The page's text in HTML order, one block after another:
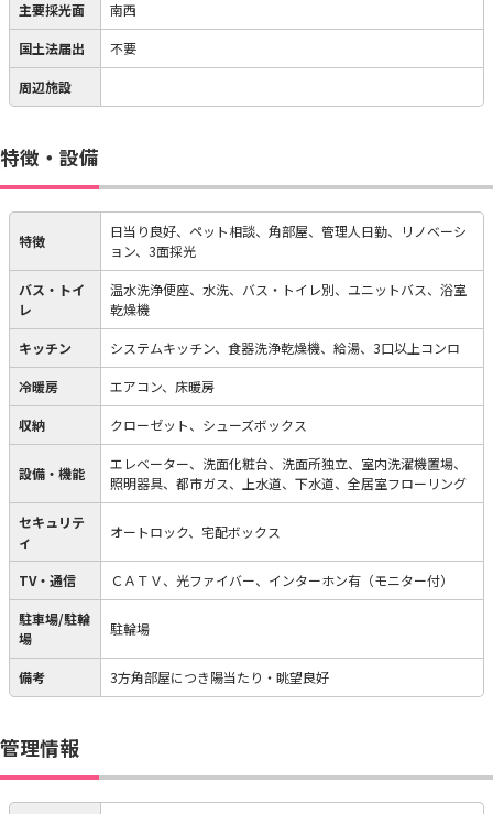
主要採光面 南西
国土法届出 不要
周辺施設
特徴・設備
特徴
日当り良好、ペット相談、角部屋、管理人日勤、リノベーシ
ョン、3面採光
バス・トイ
レ
温水洗浄便座、水洗、バス・トイレ別、ユニットバス、浴室
乾燥機
キッチン システムキッチン、食器洗浄乾燥機、給湯、3口以上コンロ
冷暖房 エアコン、床暖房
収納 クローゼット、シューズボックス
設備・機能
エレベーター、洗面化粧台、洗面所独立、室内洗濯機置場、
照明器具、都市ガス、上水道、下水道、全居室フローリング
セキュリテ
ィ
オートロック、宅配ボックス
TV・通信 ＣＡＴＶ、光ファイバー、インターホン有（モニター付）
駐車場/駐輪
場
駐輪場
備考 3方角部屋につき陽当たり・眺望良好
管理情報